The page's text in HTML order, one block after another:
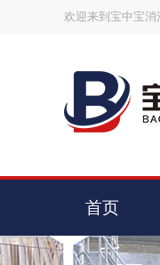
欢迎来到宝中宝消
首页